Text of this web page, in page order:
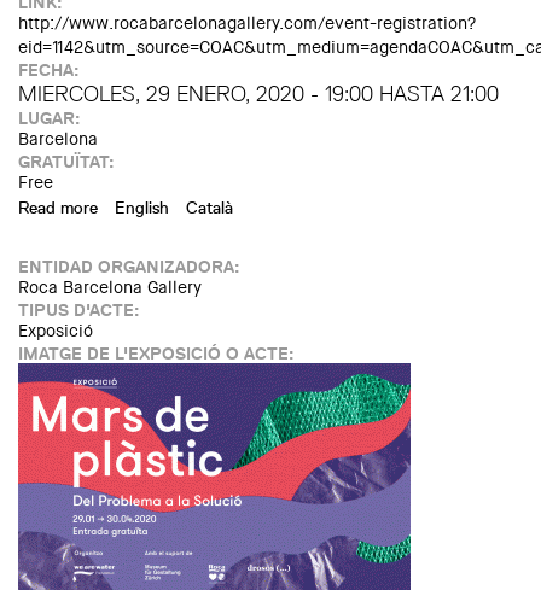
http://www.rocabarcelonagallery.com/event-registration?
FECHA:
MIERCOLES, 29 ENERO, 2020 - 19:00 HASTA 21:00
LUGAR:
Barcelona
GRATUÏTAT:
Free
Read more about Inauguración de la exposición "Mares de plástico. Del
English Català
ENTIDAD ORGANIZADORA:
Roca Barcelona Gallery
TIPUS D'ACTE:
Exposició
IMATGE DE L'EXPOSICIÓ O ACTE: